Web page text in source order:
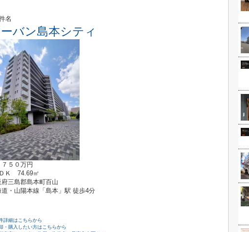
名
バン島本シティ
７５０万円
Ｋ 74.69㎡
府三島郡島本町百山
道・山陽本線「島本」駅 徒歩4分
詳細はこちらから
・購入したい方はこちらから